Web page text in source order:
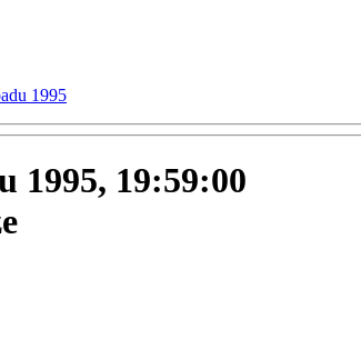
1995
1995, 19:59:00